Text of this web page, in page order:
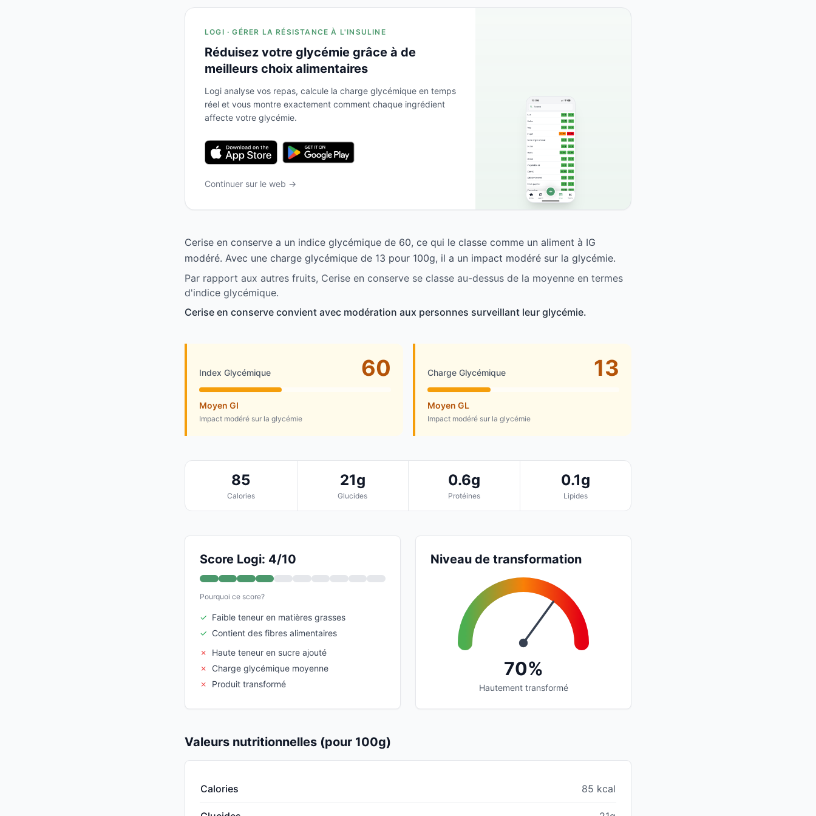
LOGI · GÉRER LA RÉSISTANCE À L'INSULINE
Réduisez votre glycémie grâce à de
meilleurs choix alimentaires
Logi analyse vos repas, calcule la charge glycémique en temps
réel et vous montre exactement comment chaque ingrédient
affecte votre glycémie.
Continuer sur le web →
Cerise en conserve a un indice glycémique de 60, ce qui le classe comme un aliment à IG
modéré. Avec une charge glycémique de 13 pour 100g, il a un impact modéré sur la glycémie.
Par rapport aux autres fruits, Cerise en conserve se classe au-dessus de la moyenne en termes
d'indice glycémique.
Cerise en conserve convient avec modération aux personnes surveillant leur glycémie.
Index Glycémique 60
Moyen GI
Impact modéré sur la glycémie
Charge Glycémique 13
Moyen GL
Impact modéré sur la glycémie
85
Calories
21g
Glucides
0.6g
Protéines
0.1g
Lipides
Score Logi: 4/10
Pourquoi ce score?
✓ Faible teneur en matières grasses
✓ Contient des fibres alimentaires
✗
Haute teneur en sucre ajouté
✗
Charge glycémique moyenne
✗
Produit transformé
Niveau de transformation
70%
Hautement transformé
Valeurs nutritionnelles (pour 100g)
Calories 85 kcal